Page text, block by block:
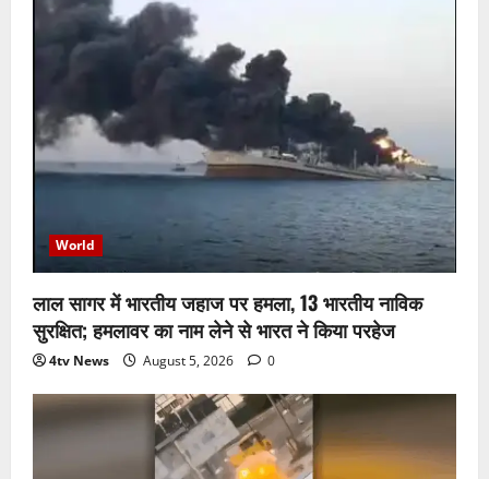
World
लाल सागर में भारतीय जहाज पर हमला, 13 भारतीय नाविक
सुरक्षित; हमलावर का नाम लेने से भारत ने किया परहेज
4tv News August 5, 2026 0